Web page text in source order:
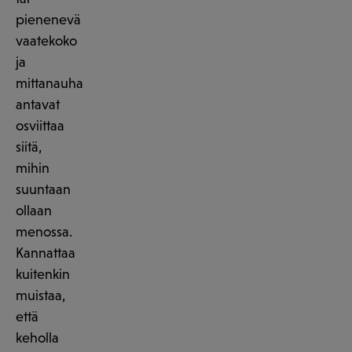
pienenevä
vaatekoko
ja
mittanauha
antavat
osviittaa
siitä,
mihin
suuntaan
ollaan
menossa.
Kannattaa
kuitenkin
muistaa,
että
keholla